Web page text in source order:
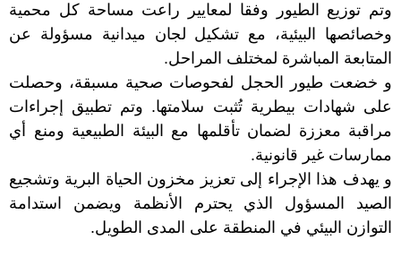
وتم توزيع الطيور وفقا لمعايير راعت مساحة كل محمية
وخصائصها البيئية، مع تشكيل لجان ميدانية مسؤولة عن
المتابعة المباشرة لمختلف المراحل.
و خضعت طيور الحجل لفحوصات صحية مسبقة، وحصلت
على شهادات بيطرية تُثبت سلامتها. وتم تطبيق إجراءات
مراقبة معززة لضمان تأقلمها مع البيئة الطبيعية ومنع أي
ممارسات غير قانونية.
و يهدف هذا الإجراء إلى تعزيز مخزون الحياة البرية وتشجيع
الصيد المسؤول الذي يحترم الأنظمة ويضمن استدامة
التوازن البيئي في المنطقة على المدى الطويل.